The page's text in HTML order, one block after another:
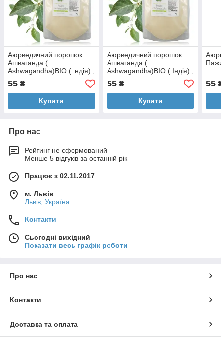
Аюрведичний порошок
Ашваганда (
Ashwagandha)BIO ( Індія) ,
55 ₴
Купити
Аюрведичний порошок
Ашваганда (
Ashwagandha)BIO ( Індія) ,
55₴
Купити
55
Про нас
Рейтинг не сформований
Менше 5 відгуків за останній рік
Працює з 02.11.2017
м. Львів
Львів, Україна
Контакти
Сьогодні вихідний
Показати весь графік роботи
Про нас
Контакти
Доставка та оплата